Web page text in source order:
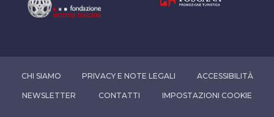
CHI SIAMO PRIVACY E NOTE LEGALI ACCESSIBILITÀ
NEWSLETTER CONTATTI IMPOSTAZIONI COOKIE